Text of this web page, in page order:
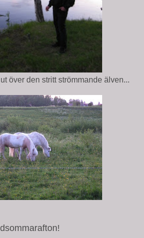
över den stritt strömmande älven...